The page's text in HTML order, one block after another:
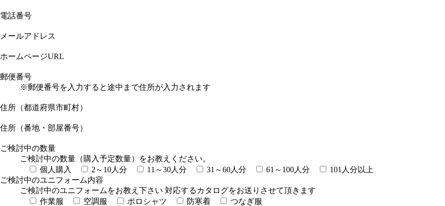
電話番号
メールアドレス
ホームページURL
郵便番号
※郵便番号を入力すると途中まで住所が入力されます
住所（都道府県市町村）
住所（番地・部屋番号）
ご検討中の数量
ご検討中の数量（購入予定数量）をお教えください。
個人購入
2～10人分 11～30人分 31～60人分 61～100人分
101人分以上
ご検討中のユニフォーム内容
ご検討中のユニフォームをお教え下さい 対応するカタログをお送りさせて頂きます
作業服
空調服 ポロシャツ 防寒着
つなぎ服